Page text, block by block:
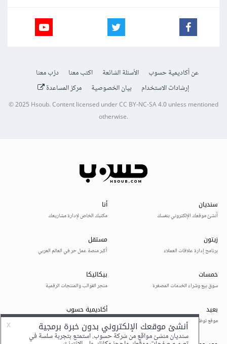
عن أكاديمية حسوب الأسئلة الشائعة اكتب معنا
درّب معنا
إرشادات الاستخدام
بيان الخصوصية مركز المساعدة
© 2025Hsoub.Content licensed underCC BY-NC-SA 4.0unless mentioned
otherwise.